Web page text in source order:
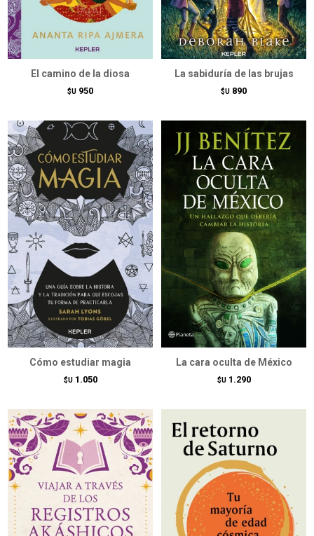
El camino de la diosa
$U 950
La sabiduría de las brujas
$U 890
Cómo estudiar magia
$U 1.050
La cara oculta de México
$U 1.290